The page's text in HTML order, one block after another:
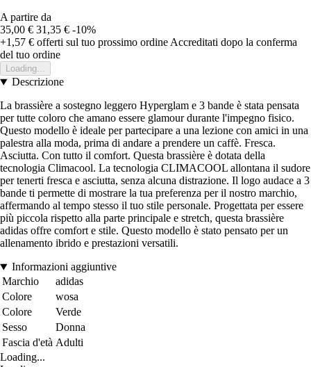
A partire da
35,00 € 31,35 € -10%
+1,57 € offerti sul tuo prossimo ordineAccreditati dopo la conferma
del tuo ordine
Loading...
Descrizione
La brassière a sostegno leggero Hyperglam e 3 bande è stata pensata
per tutte coloro che amano essere glamour durante l'impegno fisico.
Questo modello è ideale per partecipare a una lezione con amici in una
palestra alla moda, prima di andare a prendere un caffè. Fresca.
Asciutta. Con tutto il comfort. Questa brassière è dotata della
tecnologia Climacool. La tecnologia CLIMACOOL allontana il sudore
per tenerti fresca e asciutta, senza alcuna distrazione. Il logo audace a 3
bande ti permette di mostrare la tua preferenza per il nostro marchio,
affermando al tempo stesso il tuo stile personale. Progettata per essere
più piccola rispetto alla parte principale e stretch, questa brassière
adidas offre comfort e stile. Questo modello è stato pensato per un
allenamento ibrido e prestazioni versatili.
Informazioni aggiuntive
Marchio
adidas
Colore
wosa
Colore
Verde
Sesso
Donna
Fascia d'età Adulti
Loading...